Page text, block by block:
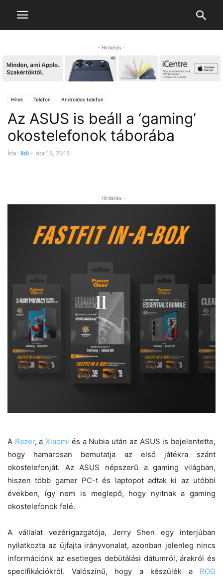
- Hirdetés -
Hírek Telefon Androidos telefon
Az ASUS is beáll a ‘gaming’
okostelefonok táborába
Írta: Ildi - ápr 18, 2018
- Hirdetés -
A Razer, aXiaomi és a Nubia után az ASUS is bejelentette,
hogy hamarosan bemutatja az első játékra szánt
okostelefonját. Az ASUS népszerű a gaming világban,
hiszen több gamer PC-t és laptopot adtak ki az utóbbi
években, így nem is meglepő, hogy nyitnak a gaming
okostelefonok felé.
A vállalat vezérigazgatója, Jerry Shen egy interjúban
nyilatkozta az újfajta irányvonalat, azonban jelenleg nincs
információnk az esetleges debütálási dátumról, árakról és
specifikációkról. Valószínű, hogy a készülék a ROG